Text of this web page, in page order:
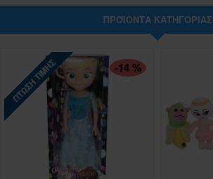
ΠΡΟΪΌΝΤΑ ΚΑΤΗΓΟΡΊΑΣ
ΠΤΏΣΗ ΤΙΜΉΣ -14 %